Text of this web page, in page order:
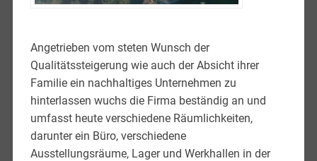
Angetrieben vom steten Wunsch der
Qualitätssteigerung wie auch der Absicht ihrer
Familie ein nachhaltiges Unternehmen zu
hinterlassen wuchs die Firma beständig an und
umfasst heute verschiedene Räumlichkeiten,
darunter ein Büro, verschiedene
Ausstellungsräume, Lager und Werkhallen in der